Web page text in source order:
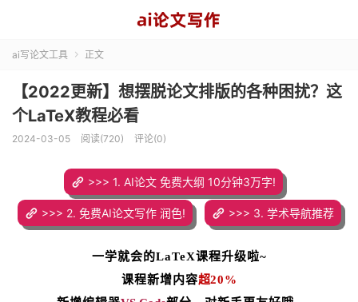
ai写论文工具  正文
【2022更新】想摆脱论文排版的各种困扰？这
个LaTeX教程必看
2024-03-05 阅读(720) 评论(0)
>>> 1. AI论文 免费大纲 10分钟3万字!
>>> 2. 免费AI论文写作 润色! >>> 3. 学术导航推荐
一学就会的LaTeX课程升级啦~
课程新增内容超20%